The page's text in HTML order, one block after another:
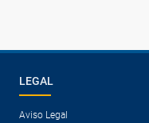
LEGAL
Aviso Legal